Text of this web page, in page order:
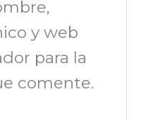
y web
para la
comente.